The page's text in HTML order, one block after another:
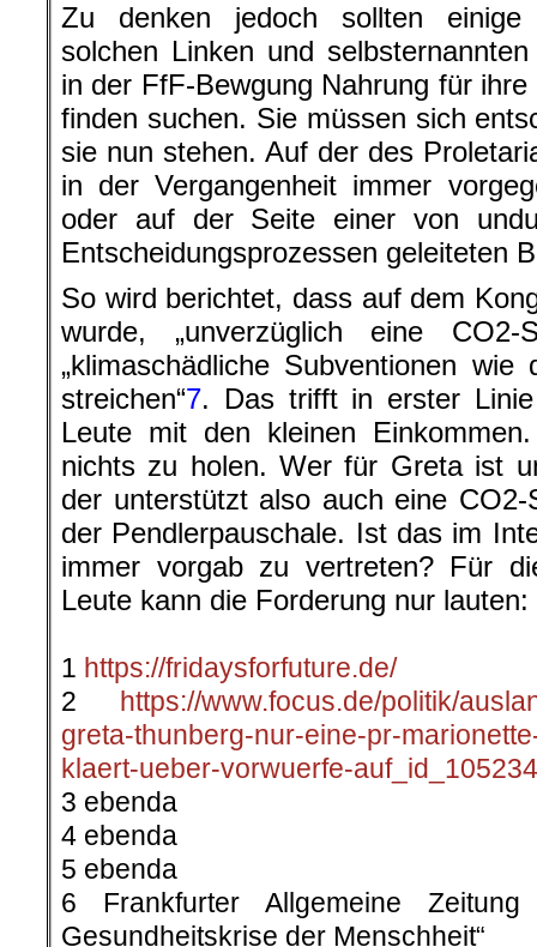
Zu denken jedoch sollten einige
solchen Linken und
in der FfF-Bewgung Nahrung für
finden suchen. Sie müssen sich
sie nun stehen. Auf der des
in der Vergangenheit immer
oder auf der Seite einer von
Entscheidungsprozessen geleiteten
So wird berichtet, dass auf dem
wurde, „unverzüglich eine CO2-
„klimaschädliche Subventionen
streichen“7. Das trifft in erster
Leute mit den kleinen
nichts zu holen. Wer für Greta ist
der unterstützt also auch eine
der Pendlerpauschale. Ist das im
immer vorgab zu vertreten? Für
Leute kann die Forderung nur
1 https://fridaysforfuture.de/
2 https://www.focus.de/politik/
greta-thunberg-nur-eine-pr-
klaert-ueber-vorwuerfe-
3 ebenda
4 ebenda
5 ebenda
6 Frankfurter Allgemeine
Gesundheitskrise der Menschheit“